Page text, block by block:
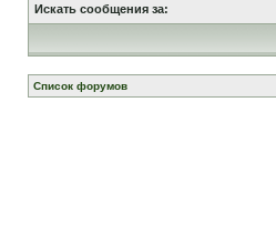
Искать сообщения за:
Список форумов